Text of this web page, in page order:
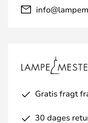
Gratis fragt
30 dages